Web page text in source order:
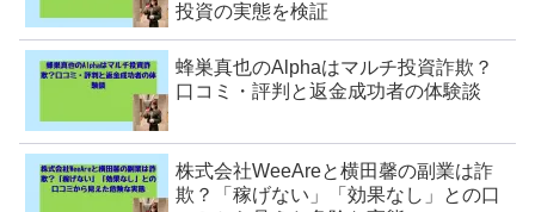
投資の実態を検証
蜂巣真也のAlphaはマルチ投資詐欺？
口コミ・評判と返金成功者の体験談
株式会社WeeAreと横田馨の副業は詐
欺？「稼げない」「効果なし」との口